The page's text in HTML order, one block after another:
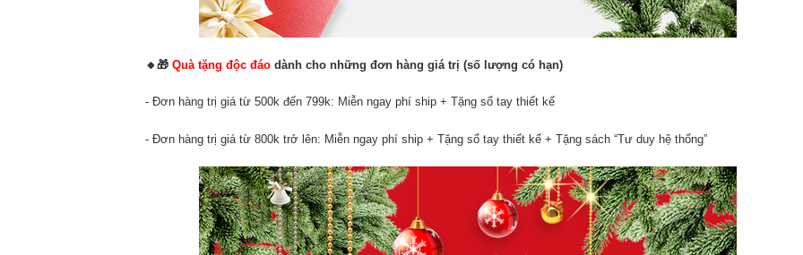
🔸🎁 Quà tặng độc đáo dành cho những đơn hàng giá trị (số lượng có hạn)
- Đơn hàng trị giá từ 500k đến 799k: Miễn ngay phí ship + Tặng sổ tay thiết kế
- Đơn hàng trị giá từ 800k trở lên: Miễn ngay phí ship + Tặng sổ tay thiết kế + Tặng sách “Tư duy hệ thống”